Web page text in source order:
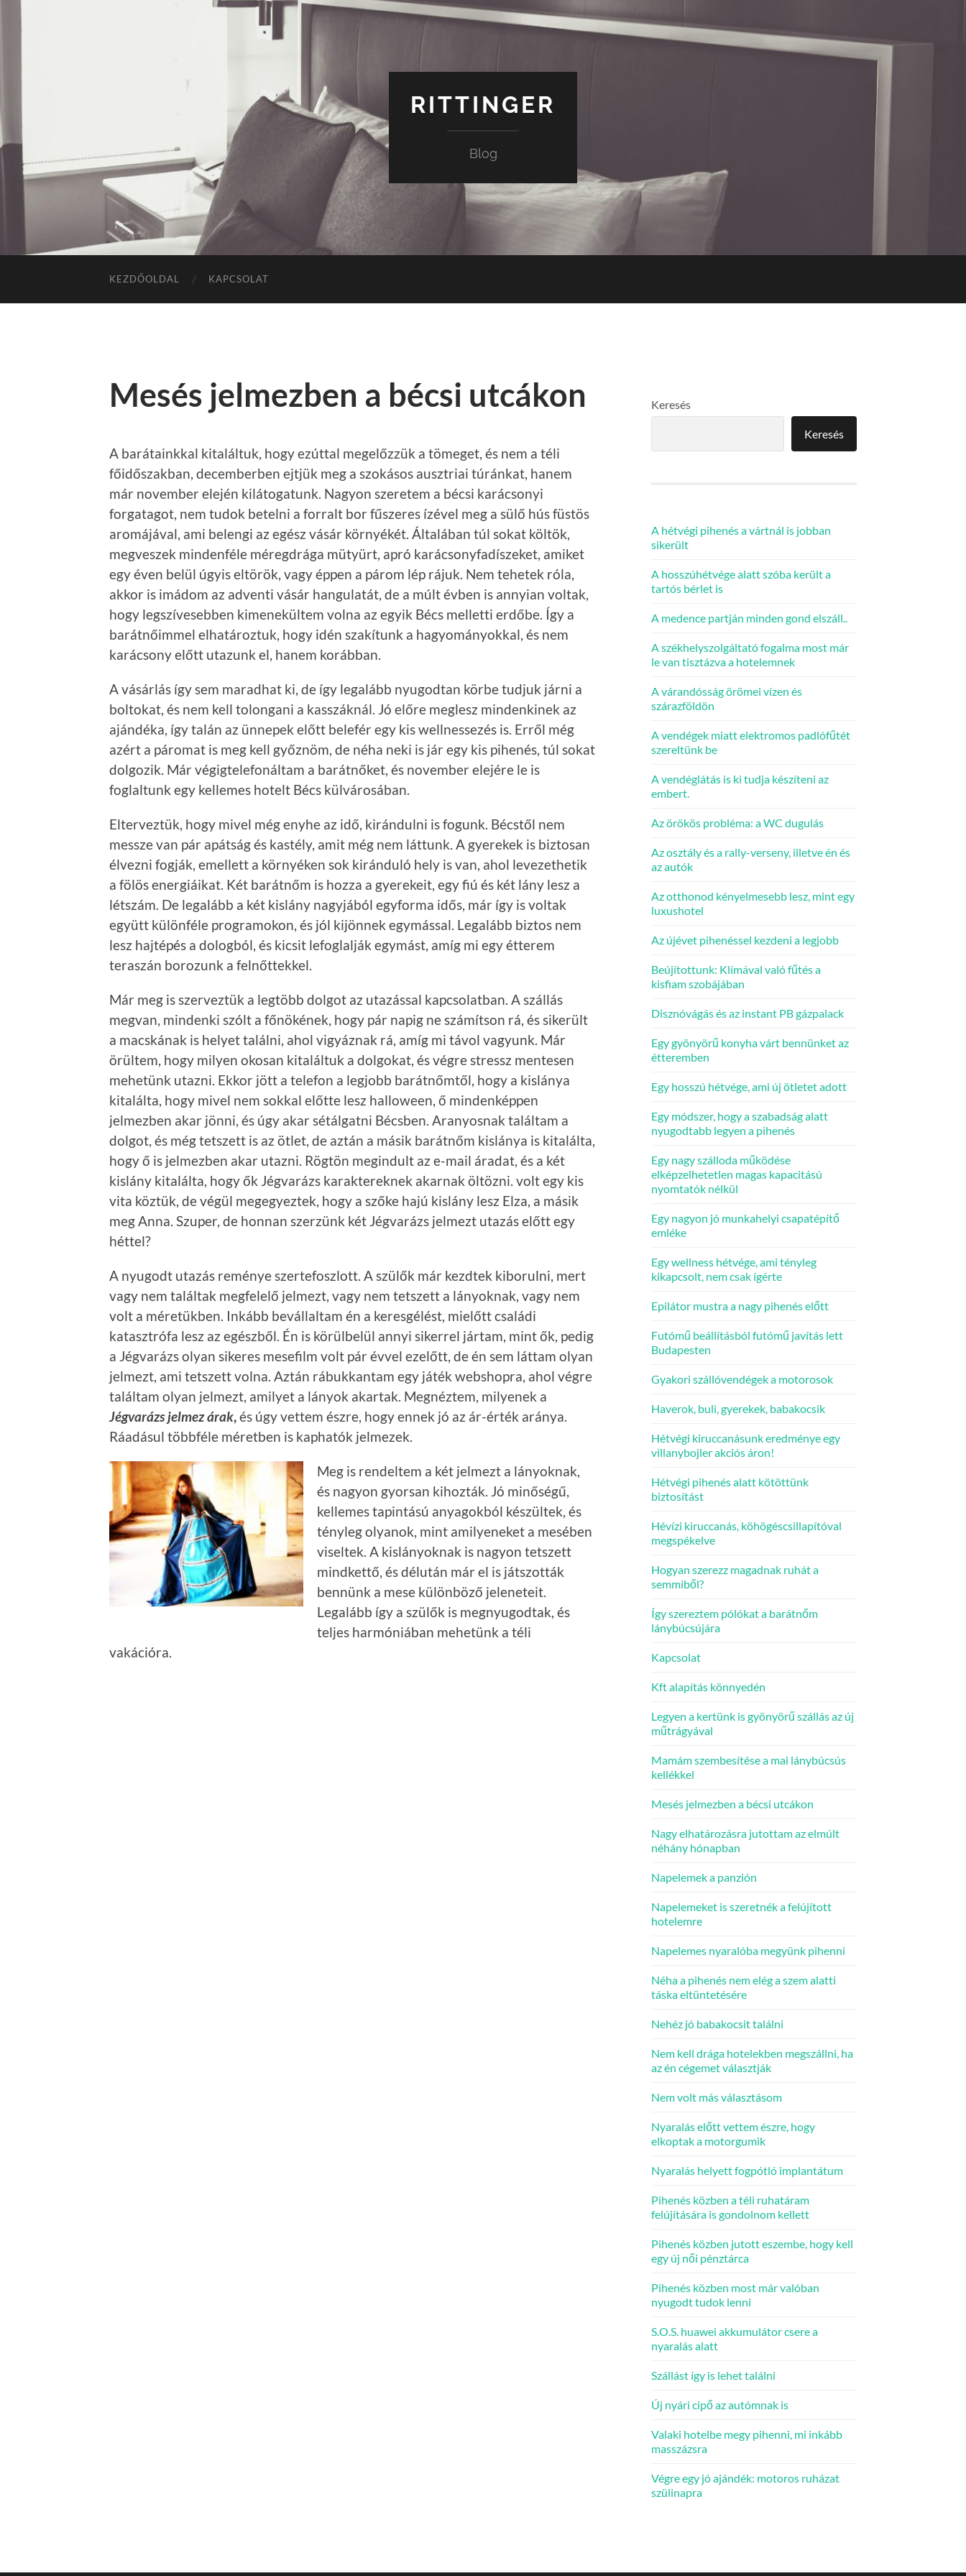
RITTINGER
Blog
KEZDŐOLDAL KAPCSOLAT
Mesés jelmezben a bécsi utcákon
A barátainkkal kitaláltuk, hogy ezúttal megelőzzük a tömeget, és nem a téli
főidőszakban, decemberben ejtjük meg a szokásos ausztriai túránkat, hanem
már november elején kilátogatunk. Nagyon szeretem a bécsi karácsonyi
forgatagot, nem tudok betelni a forralt bor fűszeres ízével meg a sülő hús füstös
aromájával, ami belengi az egész vásár környékét. Általában túl sokat költök,
megveszek mindenféle méregdrága mütyürt, apró karácsonyfadíszeket, amiket
egy éven belül úgyis eltörök, vagy éppen a párom lép rájuk. Nem tehetek róla,
akkor is imádom az adventi vásár hangulatát, de a múlt évben is annyian voltak,
hogy legszívesebben kimenekültem volna az egyik Bécs melletti erdőbe. Így a
barátnőimmel elhatároztuk, hogy idén szakítunk a hagyományokkal, és nem
karácsony előtt utazunk el, hanem korábban.
A vásárlás így sem maradhat ki, de így legalább nyugodtan körbe tudjuk járni a
boltokat, és nem kell tolongani a kasszáknál. Jó előre meglesz mindenkinek az
ajándéka, így talán az ünnepek előtt belefér egy kis wellnessezés is. Erről még
azért a páromat is meg kell győznöm, de néha neki is jár egy kis pihenés, túl sokat
dolgozik. Már végigtelefonáltam a barátnőket, és november elejére le is
foglaltunk egy kellemes hotelt Bécs külvárosában.
Elterveztük, hogy mivel még enyhe az idő, kirándulni is fogunk. Bécstől nem
messze van pár apátság és kastély, amit még nem láttunk. A gyerekek is biztosan
élvezni fogják, emellett a környéken sok kiránduló hely is van, ahol levezethetik
a fölös energiáikat. Két barátnőm is hozza a gyerekeit, egy fiú és két lány lesz a
létszám. De legalább a két kislány nagyjából egyforma idős, már így is voltak
együtt különféle programokon, és jól kijönnek egymással. Legalább biztos nem
lesz hajtépés a dologból, és kicsit lefoglalják egymást, amíg mi egy étterem
teraszán borozunk a felnőttekkel.
Már meg is szerveztük a legtöbb dolgot az utazással kapcsolatban. A szállás
megvan, mindenki szólt a főnökének, hogy pár napig ne számítson rá, és sikerült
a macskának is helyet találni, ahol vigyáznak rá, amíg mi távol vagyunk. Már
örültem, hogy milyen okosan kitaláltuk a dolgokat, és végre stressz mentesen
mehetünk utazni. Ekkor jött a telefon a legjobb barátnőmtől, hogy a kislánya
kitalálta, hogy mivel nem sokkal előtte lesz halloween, ő mindenképpen
jelmezben akar jönni, és úgy akar sétálgatni Bécsben. Aranyosnak találtam a
dolgot, és még tetszett is az ötlet, de aztán a másik barátnőm kislánya is kitalálta,
hogy ő is jelmezben akar utazni. Rögtön megindult az e-mail áradat, és a két
kislány kitalálta, hogy ők Jégvarázs karaktereknek akarnak öltözni. volt egy kis
vita köztük, de végül megegyeztek, hogy a szőke hajú kislány lesz Elza, a másik
meg Anna. Szuper, de honnan szerzünk két Jégvarázs jelmezt utazás előtt egy
héttel?
A nyugodt utazás reménye szertefoszlott. A szülők már kezdtek kiborulni, mert
vagy nem találtak megfelelő jelmezt, vagy nem tetszett a lányoknak, vagy nem
volt a méretükben. Inkább bevállaltam én a keresgélést, mielőtt családi
katasztrófa lesz az egészből. Én is körülbelül annyi sikerrel jártam, mint ők, pedig
a Jégvarázs olyan sikeres mesefilm volt pár évvel ezelőtt, de én sem láttam olyan
jelmezt, ami tetszett volna. Aztán rábukkantam egy játék webshopra, ahol végre
találtam olyan jelmezt, amilyet a lányok akartak. Megnéztem, milyenek a
Jégvarázs jelmez árak, és úgy vettem észre, hogy ennek jó az ár-érték aránya.
Ráadásul többféle méretben is kaphatók jelmezek.
Meg is rendeltem a két jelmezt a lányoknak,
és nagyon gyorsan kihozták. Jó minőségű,
kellemes tapintású anyagokból készültek, és
tényleg olyanok, mint amilyeneket a mesében
viseltek. A kislányoknak is nagyon tetszett
mindkettő, és délután már el is játszották
bennünk a mese különböző jeleneteit.
Legalább így a szülők is megnyugodtak, és
teljes harmóniában mehetünk a téli
vakációra.
Keresés
Keresés
A hétvégi pihenés a vártnál is jobban
sikerült
A hosszúhétvége alatt szóba került a
tartós bérlet is
A medence partján minden gond elszáll..
A székhelyszolgáltató fogalma most már
le van tisztázva a hotelemnek
A várandósság örömei vízen és
szárazföldön
A vendégek miatt elektromos padlófűtét
szereltünk be
A vendéglátás is ki tudja készíteni az
embert.
Az örökös probléma: a WC dugulás
Az osztály és a rally-verseny, illetve én és
az autók
Az otthonod kényelmesebb lesz, mint egy
luxushotel
Az újévet pihenéssel kezdeni a legjobb
Beújítottunk: Klímával való fűtés a
kisfiam szobájában
Disznóvágás és az instant PB gázpalack
Egy gyönyörű konyha várt bennünket az
étteremben
Egy hosszú hétvége, ami új ötletet adott
Egy módszer, hogy a szabadság alatt
nyugodtabb legyen a pihenés
Egy nagy szálloda működése
elképzelhetetlen magas kapacitású
nyomtatók nélkül
Egy nagyon jó munkahelyi csapatépítő
emléke
Egy wellness hétvége, ami tényleg
kikapcsolt, nem csak ígérte
Epilátor mustra a nagy pihenés előtt
Futómű beállításból futómű javítás lett
Budapesten
Gyakori szállóvendégek a motorosok
Haverok, buli, gyerekek, babakocsik
Hétvégi kiruccanásunk eredménye egy
villanybojler akciós áron!
Hétvégi pihenés alatt kötöttünk
biztosítást
Hévízi kiruccanás, köhögéscsillapítóval
megspékelve
Hogyan szerezz magadnak ruhát a
semmiből?
Így szereztem pólókat a barátnőm
lánybúcsújára
Kapcsolat
Kft alapítás könnyedén
Legyen a kertünk is gyönyörű szállás az új
műtrágyával
Mamám szembesítése a mai lánybúcsús
kellékkel
Mesés jelmezben a bécsi utcákon
Nagy elhatározásra jutottam az elmúlt
néhány hónapban
Napelemek a panzión
Napelemeket is szeretnék a felújított
hotelemre
Napelemes nyaralóba megyünk pihenni
Néha a pihenés nem elég a szem alatti
táska eltüntetésére
Nehéz jó babakocsit találni
Nem kell drága hotelekben megszállni, ha
az én cégemet választják
Nem volt más választásom
Nyaralás előtt vettem észre, hogy
elkoptak a motorgumik
Nyaralás helyett fogpótló implantátum
Pihenés közben a téli ruhatáram
felújítására is gondolnom kellett
Pihenés közben jutott eszembe, hogy kell
egy új női pénztárca
Pihenés közben most már valóban
nyugodt tudok lenni
S.O.S. huawei akkumulátor csere a
nyaralás alatt
Szállást így is lehet találni
Új nyári cipő az autómnak is
Valaki hotelbe megy pihenni, mi inkább
masszázsra
Végre egy jó ajándék: motoros ruházat
szülinapra